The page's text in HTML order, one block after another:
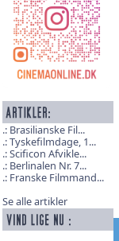
Brasilianske Fil...
Tyskefilmdage, 1...
Scificon Afvikle...
Berlinalen Nr. 7...
Franske Filmmand...
Se alle artikler